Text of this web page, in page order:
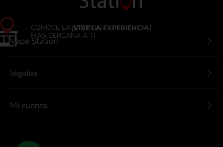
¡VIVE LA EXPERIENCIA!
CONÓCE LA STATION
MÁS CERCANA A TI
Vape Station
legales
Mi cuenta